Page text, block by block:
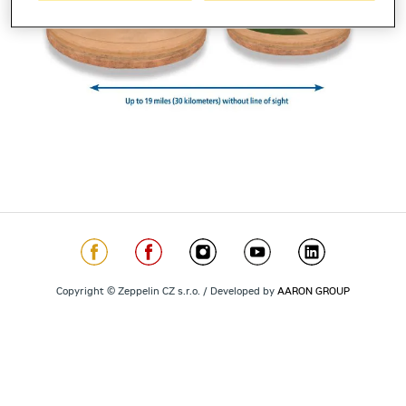
Copyright © Zeppelin CZ s.r.o. / Developed by AARON GROUP